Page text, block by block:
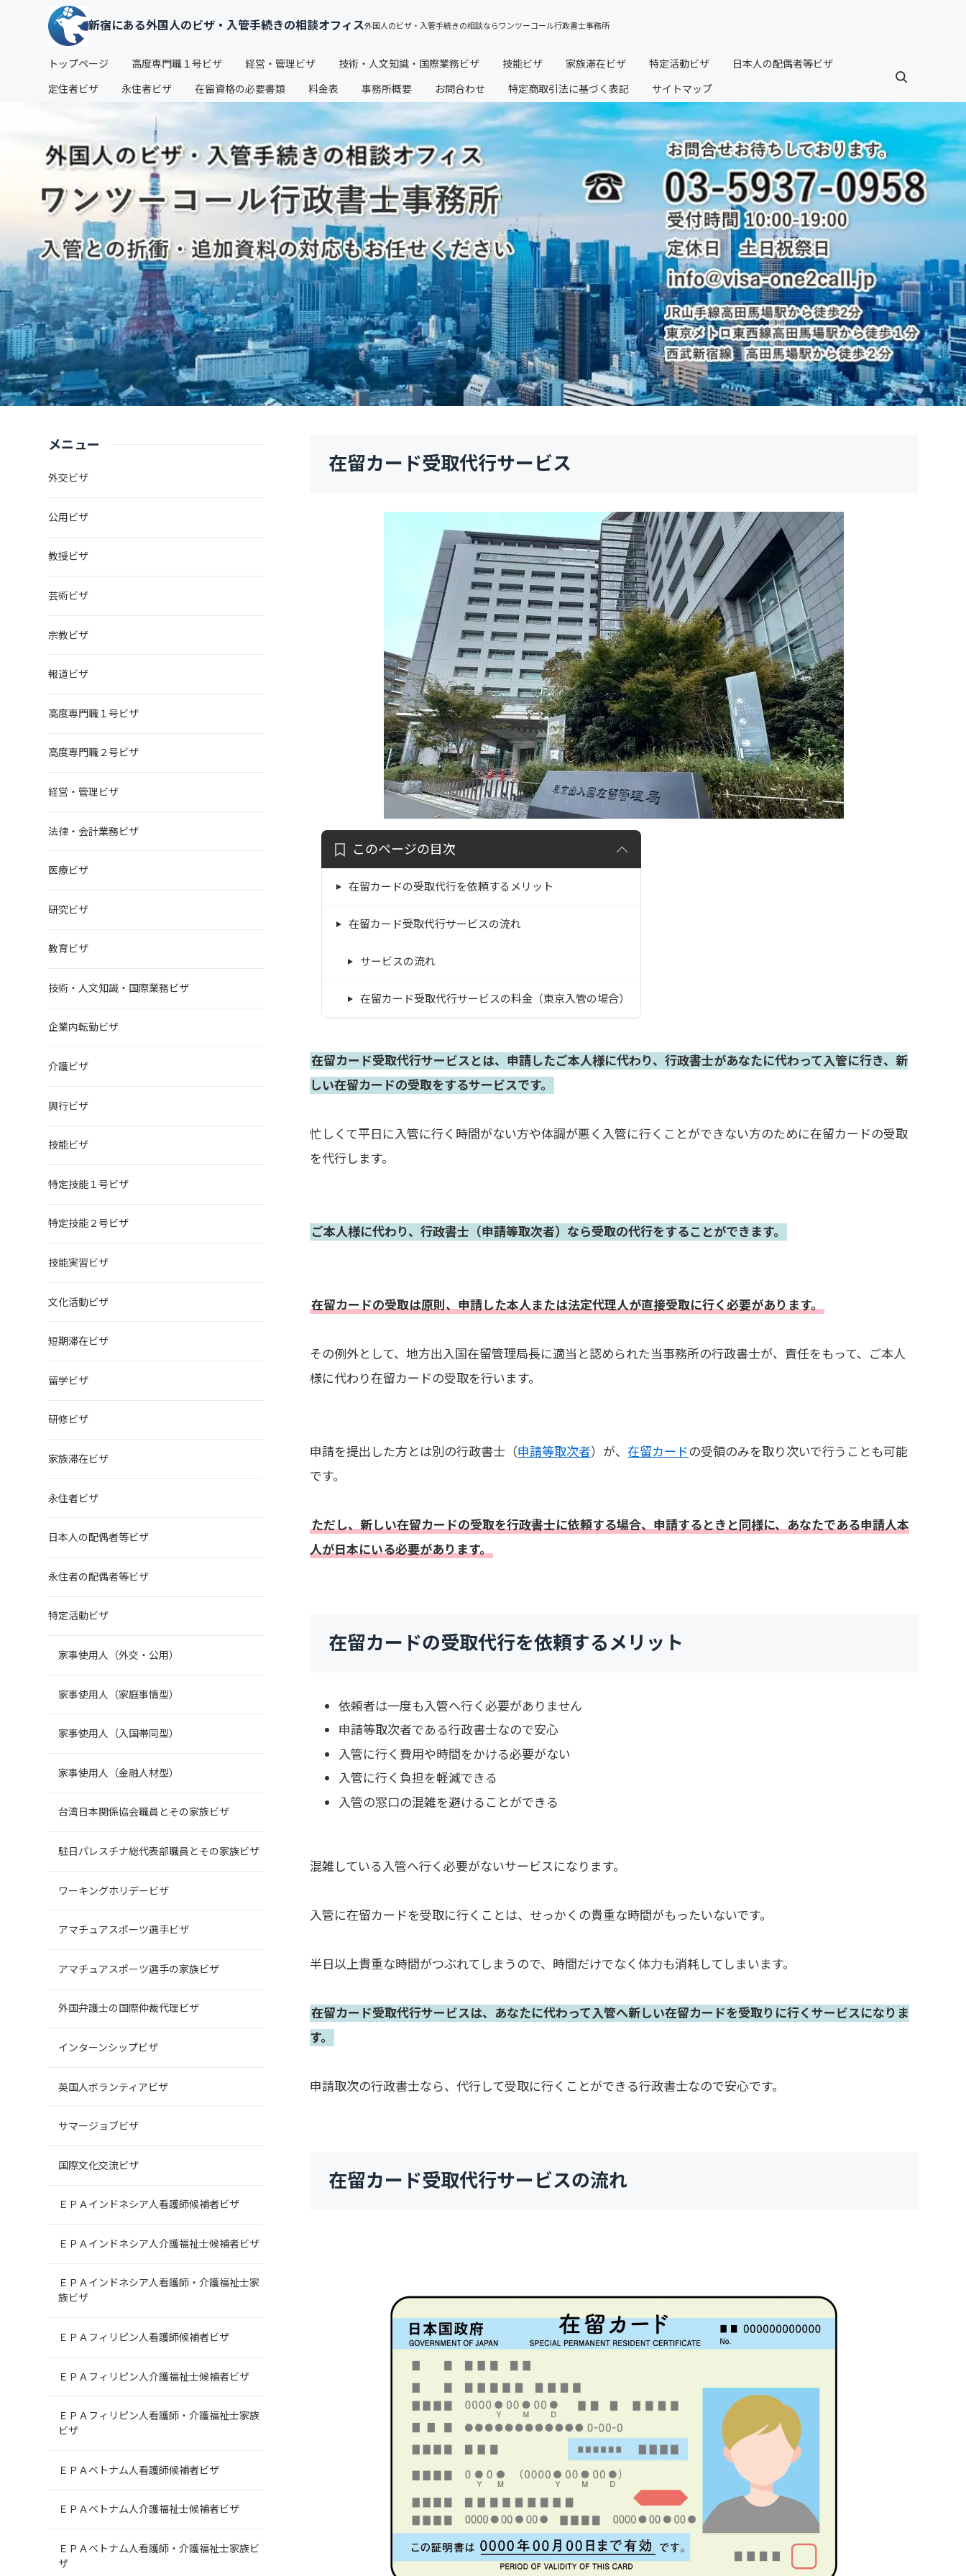
新宿にある外国人のビザ・入管手続きの相談オフィス
トップページ 高度専門職１号ビザ 経営・管理ビザ 技術・人文知識・国際業務ビザ 技能ビザ 家族滞在ビザ 特定活動ビザ
日本人の配偶者等ビザ
定住者ビザ
永住者ビザ 在留資格の必要書類 料金表 事務所概要 お問合わせ 特定商取引法に基づく表記 サイトマップ
在留カード受取代行サービス
このページの目次
在留カードの受取代行を依頼するメリット
在留カード受取代行サービスの流れ
サービスの流れ
在留カード受取代行サービスの料金（東京入管の場合）
在留カード受取代行サービスとは、申請したご本人様に代わり、行政書士があなたに代わって入管に行き、新
しい在留カードの受取をするサービスです。
忙しくて平日に入管に行く時間がない方や体調が悪く入管に行くことができない方のために在留カードの受取
を代行します。
ご本人様に代わり、行政書士（申請等取次者）なら受取の代行をすることができます。
在留カードの受取は原則、申請した本人または法定代理人が直接受取に行く必要があります。
その例外として、地方出入国在留管理局長に適当と認められた当事務所の行政書士が、責任をもって、ご本人
様に代わり在留カードの受取を行います。
申請を提出した方とは別の行政書士（申請等取次者）が、在留カードの受領のみを取り次いで行うことも可能
です。
ただし、新しい在留カードの受取を行政書士に依頼する場合、申請するときと同様に、あなたである申請人本
人が日本にいる必要があります。
在留カードの受取代行を依頼するメリット
依頼者は一度も入管へ行く必要がありません
申請等取次者である行政書士なので安心
入管に行く費用や時間をかける必要がない
入管に行く負担を軽減できる
入管の窓口の混雑を避けることができる
混雑している入管へ行く必要がないサービスになります。
入管に在留カードを受取に行くことは、せっかくの貴重な時間がもったいないです。
半日以上貴重な時間がつぶれてしまうので、時間だけでなく体力も消耗してしまいます。
在留カード受取代行サービスは、あなたに代わって入管へ新しい在留カードを受取りに行くサービスになりま
す。
申請取次の行政書士なら、代行して受取に行くことができる行政書士なので安心です。
在留カード受取代行サービスの流れ
メニュー
外交ビザ
公用ビザ
教授ビザ
芸術ビザ
宗教ビザ
報道ビザ
高度専門職１号ビザ
高度専門職２号ビザ
経営・管理ビザ
法律・会計業務ビザ
医療ビザ
研究ビザ
教育ビザ
技術・人文知識・国際業務ビザ
企業内転勤ビザ
介護ビザ
興行ビザ
技能ビザ
特定技能１号ビザ
特定技能２号ビザ
技能実習ビザ
文化活動ビザ
短期滞在ビザ
留学ビザ
研修ビザ
家族滞在ビザ
永住者ビザ
日本人の配偶者等ビザ
永住者の配偶者等ビザ
特定活動ビザ
家事使用人（外交・公用）
家事使用人（家庭事情型）
家事使用人（入国帯同型）
家事使用人（金融人材型）
台湾日本関係協会職員とその家族ビザ
駐日パレスチナ総代表部職員とその家族ビザ
ワーキングホリデービザ
アマチュアスポーツ選手ビザ
アマチュアスポーツ選手の家族ビザ
外国弁護士の国際仲裁代理ビザ
インターンシップビザ
英国人ボランティアビザ
サマージョブビザ
国際文化交流ビザ
ＥＰＡインドネシア人看護師候補者ビザ
ＥＰＡインドネシア人介護福祉士候補者ビザ
ＥＰＡインドネシア人看護師・介護福祉士家
族ビザ
ＥＰＡフィリピン人看護師候補者ビザ
ＥＰＡフィリピン人介護福祉士候補者ビザ
ＥＰＡフィリピン人看護師・介護福祉士家族
ビザ
ＥＰＡベトナム人看護師候補者ビザ
ＥＰＡベトナム人介護福祉士候補者ビザ
ＥＰＡベトナム人看護師・介護福祉士家族ビ
ザ